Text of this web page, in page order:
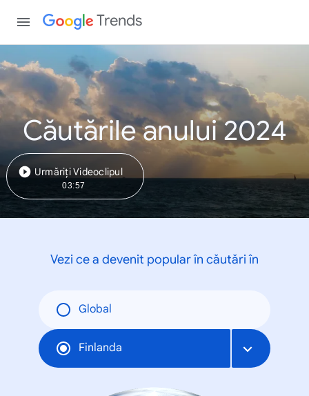
Trends
Căutările anului 2024
Urmăriți Videoclipul
03:57
Vezi ce a devenit popular în căutări în
Global
Finlanda